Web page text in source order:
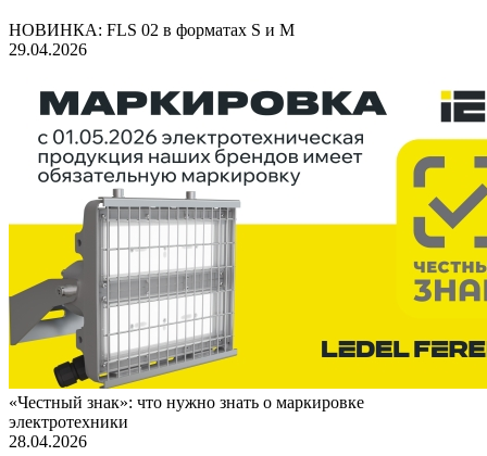
НОВИНКА: FLS 02 в форматах S и M
29.04.2026
«Честный знак»: что нужно знать о маркировке
электротехники
28.04.2026